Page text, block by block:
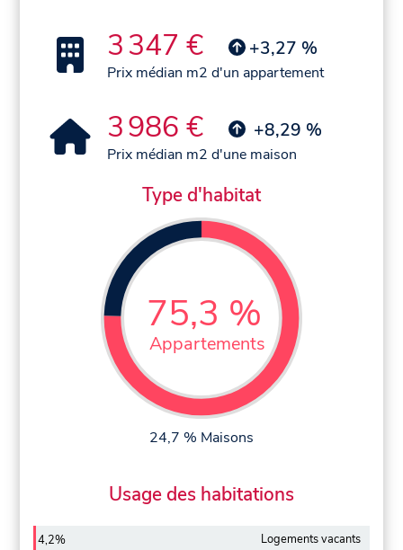
3 347 € +3,27 %
Prix médian m2 d'un appartement
3 986 € +8,29 %
Prix médian m2 d'une maison
Type d'habitat
75,3 %
Appartements
24,7 % Maisons
Usage des habitations
4,2% Logements vacants